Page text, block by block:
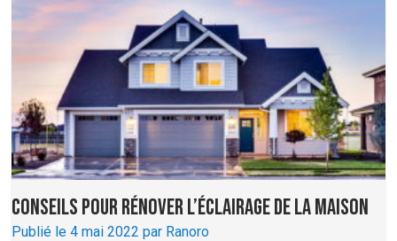
Conseils pour rénover l’éclairage de la maison
Publié le 4 mai 2022 par Ranoro